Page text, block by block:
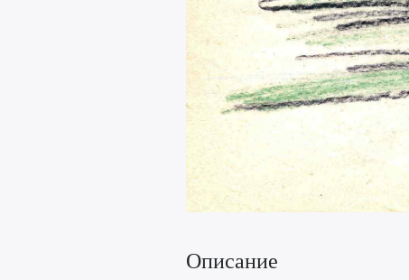
Описание